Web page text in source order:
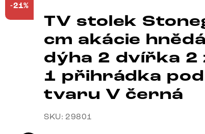
-21%
TV stolek
cm akácie
dýha 2 dvířka 2
1 přihrádka
tvaru V černá
SKU: 29801